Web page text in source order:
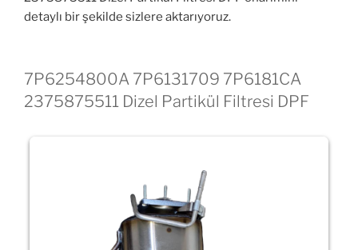
detaylı bir şekilde sizlere aktarıyoruz.
7P6254800A 7P6131709 7P6181CA
2375875511 Dizel Partikül Filtresi DPF